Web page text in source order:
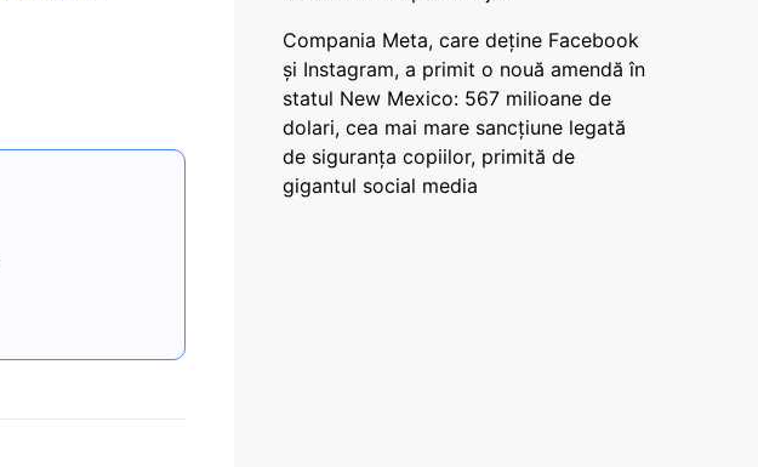
Compania Meta, care deține Facebook
și Instagram, a primit o nouă amendă în
statul New Mexico: 567 milioane de
dolari, cea mai mare sancțiune legată
de siguranța copiilor, primită de
gigantul social media